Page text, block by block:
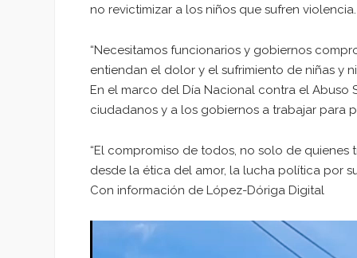
no revictimizar a los niños que sufren violencia.
“Necesitamos funcionarios y gobiernos
entiendan el dolor y el sufrimiento de niñas y
En el marco del Día Nacional contra el Abuso
ciudadanos y a los gobiernos a trabajar para
“El compromiso de todos, no solo de
desde la ética del amor, la lucha política por
Con información de López-Dóriga Digital
Reproductor